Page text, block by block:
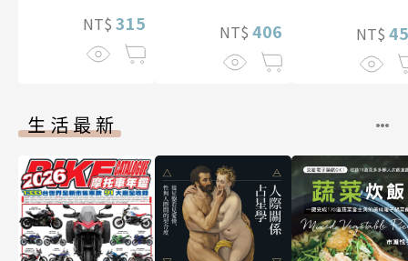
NT$ 315 NT$ 406 NT$
生活最新